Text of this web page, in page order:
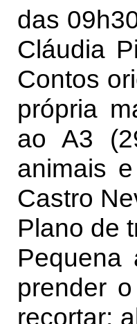
das
Cláudia
Contos
própria
ao A3
animais
Castro
Plano de
Pequena
prender
recortar;